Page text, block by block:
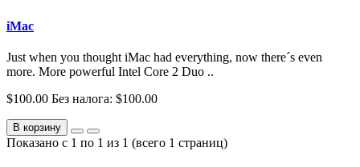
iMac
Just when you thought iMac had everything, now there´s even
more. More powerful Intel Core 2 Duo ..
$100.00 Без налога: $100.00
В корзину
Показано с 1 по 1 из 1 (всего 1 страниц)